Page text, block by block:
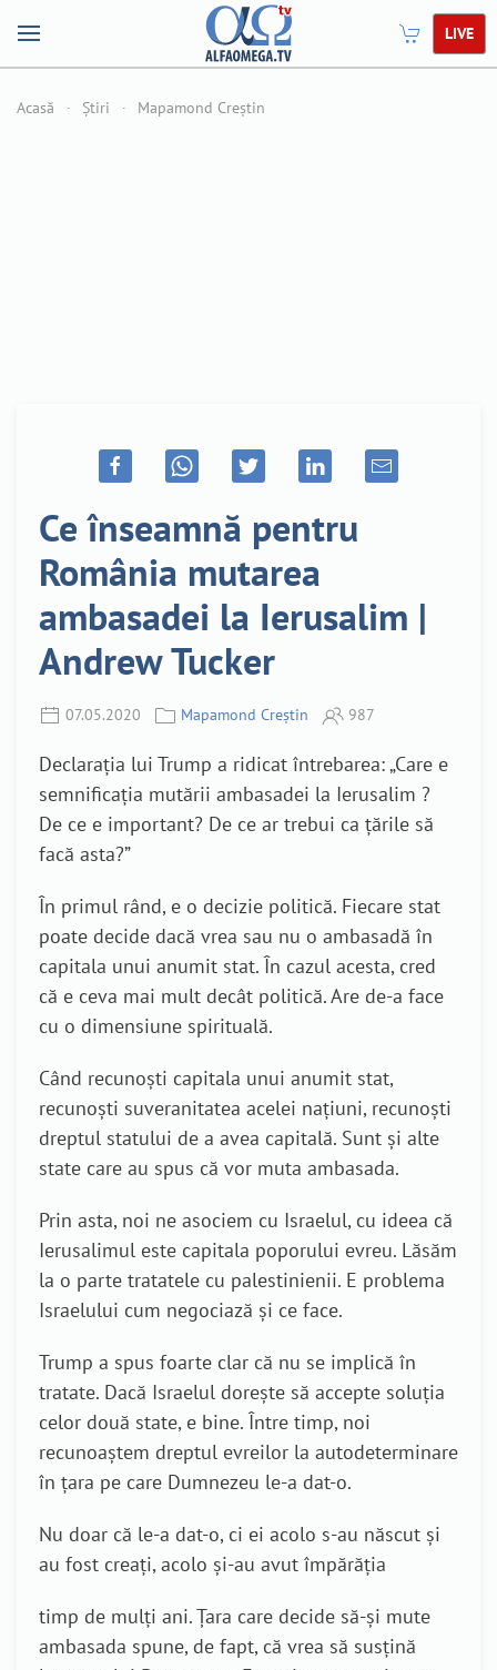
LIVE
Acasă Știri Mapamond Creștin
Ce înseamnă pentru
România mutarea
ambasadei la Ierusalim |
Andrew Tucker
07.05.2020 Mapamond Creștin 987
Declarația lui Trump a ridicat întrebarea: „Care e
semnificația mutării ambasadei la Ierusalim ?
De ce e important? De ce ar trebui ca țările să
facă asta?”
În primul rând, e o decizie politică. Fiecare stat
poate decide dacă vrea sau nu o ambasadă în
capitala unui anumit stat. În cazul acesta, cred
că e ceva mai mult decât politică. Are de-a face
cu o dimensiune spirituală.
Când recunoști capitala unui anumit stat,
recunoști suveranitatea acelei națiuni, recunoști
dreptul statului de a avea capitală. Sunt și alte
state care au spus că vor muta ambasada.
Prin asta, noi ne asociem cu Israelul, cu ideea că
Ierusalimul este capitala poporului evreu. Lăsăm
la o parte tratatele cu palestinienii. E problema
Israelului cum negociază și ce face.
Trump a spus foarte clar că nu se implică în
tratate. Dacă Israelul dorește să accepte soluția
celor două state, e bine. Între timp, noi
recunoaștem dreptul evreilor la autodeterminare
în țara pe care Dumnezeu le-a dat-o.
Nu doar că le-a dat-o, ci ei acolo s-au născut și
au fost creați, acolo și-au avut împărăția
timp de mulți ani. Țara care decide să-și mute
ambasada spune, de fapt, că vrea să susțină